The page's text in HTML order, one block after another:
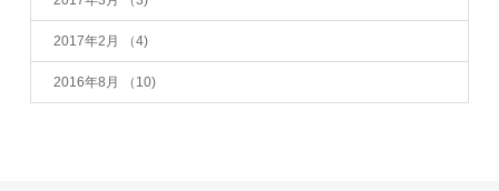
2017年2月 （4)
2016年8月 （10)